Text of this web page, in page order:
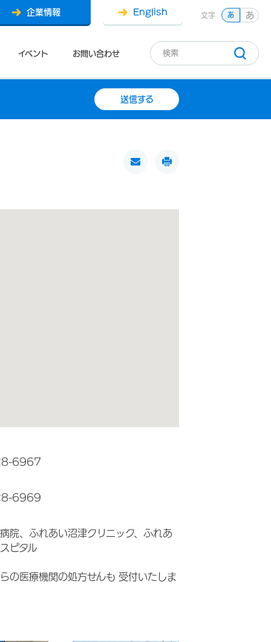
イベント お問い合わせ
企業情報 English 文字 あ あ
送信する
6967
6969
院、ふれあい沼津クリニック、ふれあ
ピタル
の医療機関の処方せんも 受付いたしま